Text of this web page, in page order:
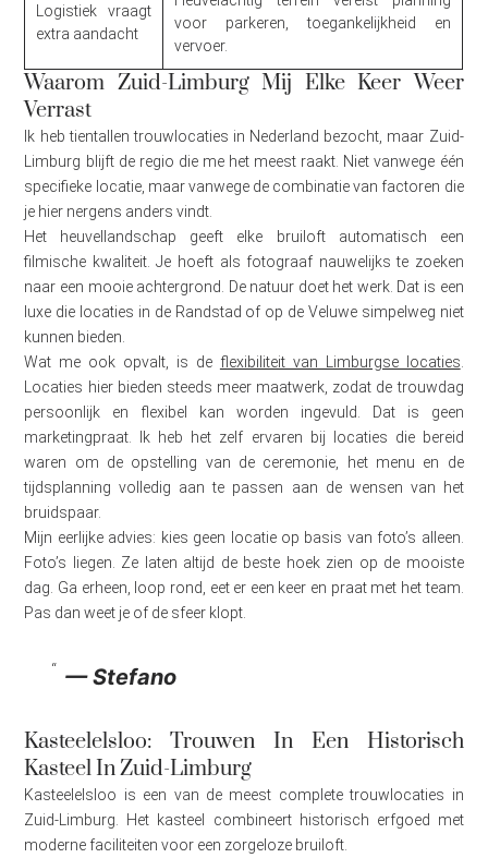
Logistiek vraagt
extra aandacht
voor parkeren, toegankelijkheid en
vervoer.
Waarom Zuid-Limburg Mij Elke Keer Weer
Verrast
Ik heb tientallen trouwlocaties in Nederland bezocht, maar Zuid-
Limburg blijft de regio die me het meest raakt. Niet vanwege één
specifieke locatie, maar vanwege de combinatie van factoren die
je hier nergens anders vindt.
Het heuvellandschap geeft elke bruiloft automatisch een
filmische kwaliteit. Je hoeft als fotograaf nauwelijks te zoeken
naar een mooie achtergrond. De natuur doet het werk. Dat is een
luxe die locaties in de Randstad of op de Veluwe simpelweg niet
kunnen bieden.
Wat me ook opvalt, is de flexibiliteit van Limburgse locaties.
Locaties hier bieden steeds meer maatwerk, zodat de trouwdag
persoonlijk en flexibel kan worden ingevuld. Dat is geen
marketingpraat. Ik heb het zelf ervaren bij locaties die bereid
waren om de opstelling van de ceremonie, het menu en de
tijdsplanning volledig aan te passen aan de wensen van het
bruidspaar.
Mijn eerlijke advies: kies geen locatie op basis van foto’s alleen.
Foto’s liegen. Ze laten altijd de beste hoek zien op de mooiste
dag. Ga erheen, loop rond, eet er een keer en praat met het team.
Pas dan weet je of de sfeer klopt.
— Stefano
Kasteelelsloo: Trouwen In Een Historisch
Kasteel In Zuid-Limburg
Kasteelelsloo is een van de meest complete trouwlocaties in
Zuid-Limburg. Het kasteel combineert historisch erfgoed met
moderne faciliteiten voor een zorgeloze bruiloft.